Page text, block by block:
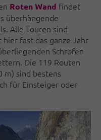
Roten Wand findet
überhängende
Alle Touren sind
fast das ganze Jahr
Schrofen
Die 119 Routen
m) sind bestens
für Einsteiger oder